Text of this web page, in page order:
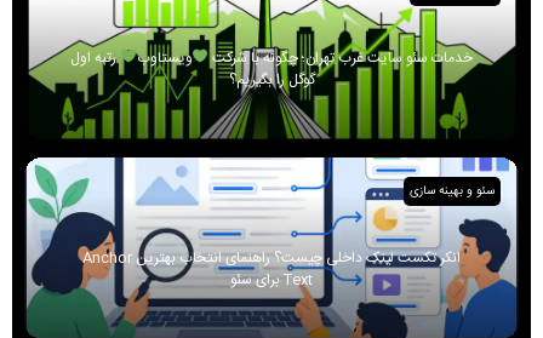
خدمات سئو سایت غرب تهران؛ چگونه با شرکت ویستاوب
رتبه اول
گوگل را بگیریم؟
انکر تکست لینک داخلی چیست؟ راهنمای انتخاب بهترین Anchor
Text برای سئو
سئو و بهینه سازی